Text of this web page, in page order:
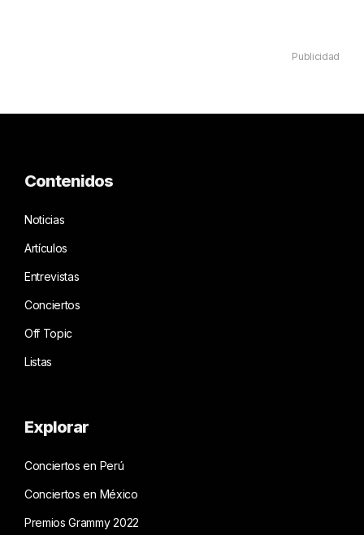
Publicidad
Contenidos
Noticias
Artículos
Entrevistas
Conciertos
Off Topic
Listas
Explorar
Conciertos en Perú
Conciertos en México
Premios Grammy 2022